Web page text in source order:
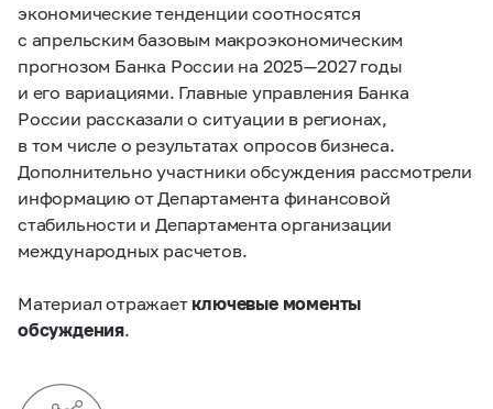
экономические тенденции соотносятся
с апрельским базовым макроэкономическим
прогнозом Банка России на 2025 — 2027 годы
и его вариациями. Главные управления Банка
России рассказали о ситуации в регионах,
в том числе о результатах опросов бизнеса.
Дополнительно участники обсуждения рассмотрели
информацию от Департамента финансовой
стабильности и Департамента организации
международных расчетов.
Материал отражает ключевые моменты
обсуждения.